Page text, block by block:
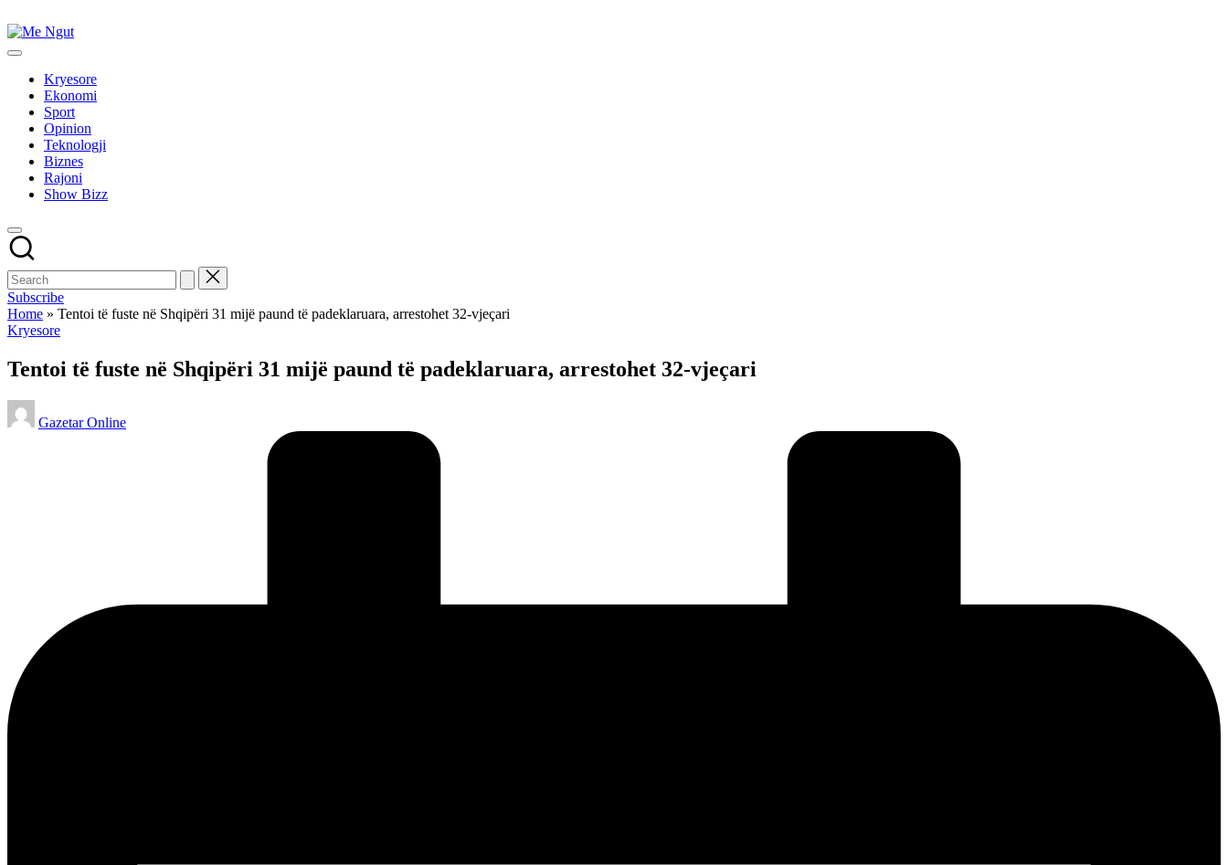
to
content
Me
Këtu
lajmet
ngut
Kryesore
Ekonomi
Sport
Opinion
Teknologji
Biznes
Rajoni
Show Bizz
Subscribe
Home » Tentoi të fuste në Shqipëri 31 mijë paund të padeklaruara, arrestohet 32-vjeçari
Posted
Kryesore
Tentoi të fuste në Shqipëri 31 mijë paund të padeklaruara, arrestohet 32-vjeçari
Posted
by
Gazetar Online